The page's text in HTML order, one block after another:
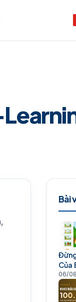
Bài
Của
06/